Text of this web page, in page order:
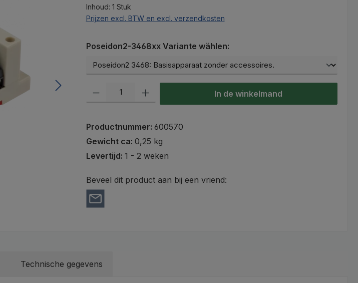
Inhoud: 1 Stuk
Prijzen excl. BTW en excl. verzendkosten
Selecteer
Poseidon2-3468xx Variante wählen:
Producthoeveelheid: Voer de gewenste hoeveelheid in of gebruik de knoppen
In de winkelmand
Productnummer: 600570
Gewicht ca: 0,25 kg
Levertijd: 1 - 2 weken
Beveel dit product aan bij een vriend:
Technische gegevens